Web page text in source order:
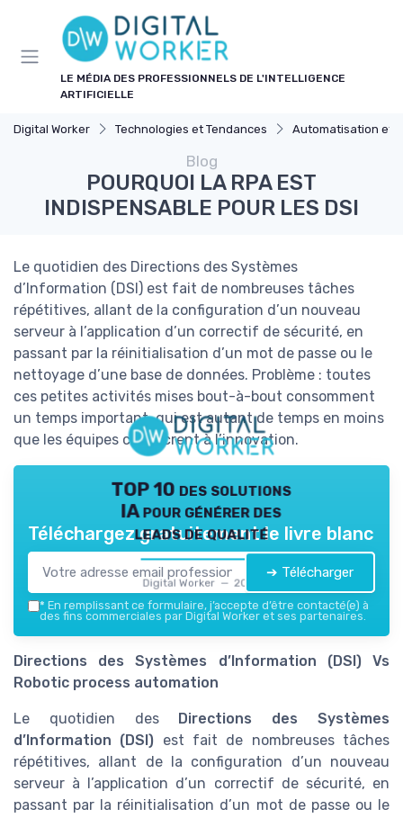
LE MÉDIA DES PROFESSIONNELS DE L'INTELLIGENCE
ARTIFICIELLE
Digital Worker Technologies et Tendances Automatisation et
Blog
POURQUOI LA RPA EST
INDISPENSABLE POUR LES DSI
Le quotidien des Directions des Systèmes
d’Information (DSI) est fait de nombreuses tâches
répétitives, allant de la configuration d’un nouveau
serveur à l’application d’un correctif de sécurité, en
passant par la réinitialisation d’un mot de passe ou le
nettoyage d’une base de données. Problème : toutes
ces petites activités mises bout-à-bout consomment
un temps important, qui est autant de temps en moins
que les équipes consacrent à l’innovation.
TOP 10 des solutions
IA pour générer des
leads de qualité
Digital Worker — 2026
Téléchargez gratuitement le livre blanc
➔ Télécharger
* En remplissant ce formulaire, j’accepte d’être contacté(e) à
des fins commerciales par Digital Worker et ses partenaires.
Directions des Systèmes d’Information (DSI) Vs
Robotic process automation
Le quotidien des Directions des Systèmes
d’Information (DSI) est fait de nombreuses tâches
répétitives, allant de la configuration d’un nouveau
serveur à l’application d’un correctif de sécurité, en
passant par la réinitialisation d’un mot de passe ou le